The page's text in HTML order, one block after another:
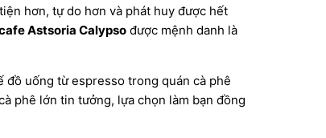
hơn, tự do hơn và phát huy được hết
Astsoria Calypso được mệnh danh là
uống từ espresso trong quán cà phê
phê lớn tin tưởng, lựa chọn làm bạn đồng